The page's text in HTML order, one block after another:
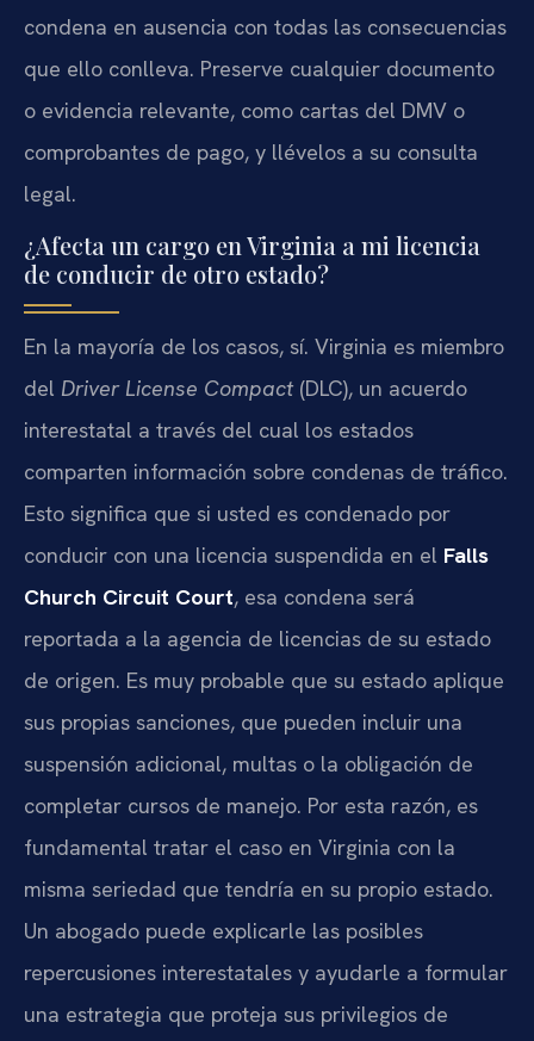
condena en ausencia con todas las consecuencias
que ello conlleva. Preserve cualquier documento
o evidencia relevante, como cartas del DMV o
comprobantes de pago, y llévelos a su consulta
legal.
¿Afecta un cargo en Virginia a mi licencia
de conducir de otro estado?
En la mayoría de los casos, sí. Virginia es miembro
del Driver License Compact(DLC), un acuerdo
interestatal a través del cual los estados
comparten información sobre condenas de tráfico.
Esto significa que si usted es condenado por
conducir con una licencia suspendida en el Falls
Church Circuit Court, esa condena será
reportada a la agencia de licencias de su estado
de origen. Es muy probable que su estado aplique
sus propias sanciones, que pueden incluir una
suspensión adicional, multas o la obligación de
completar cursos de manejo. Por esta razón, es
fundamental tratar el caso en Virginia con la
misma seriedad que tendría en su propio estado.
Un abogado puede explicarle las posibles
repercusiones interestatales y ayudarle a formular
una estrategia que proteja sus privilegios de